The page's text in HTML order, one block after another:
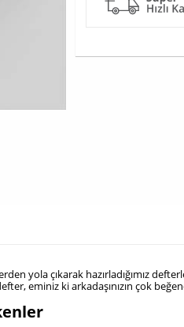
yola çıkarak hazırladığımız
eminiz ki arkadaşınızın çok